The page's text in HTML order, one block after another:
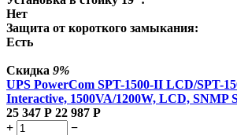
Нет
Защита от короткого замыкания:
Есть
Скидка 9%
UPS PowerCom SPT-1500-II LCD/SPT-
Interactive, 1500VA/1200W, LCD, SNMP
25 347 Р 22 987 Р
+
−